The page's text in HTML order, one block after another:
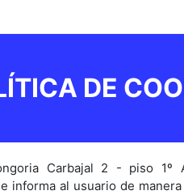
DE
Carbajal 2 - piso
informa al usuario de